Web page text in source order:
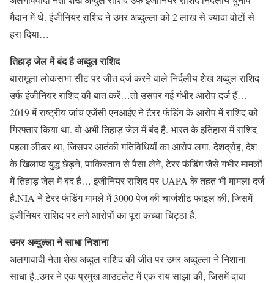
मैदान में थे. इंजीनियर राशिद ने उमर अब्दुल्ला को 2 लाख से ज्यादा वोटों से
हरा दिया…
तिहाड़ जेल में बंद है अब्दुल राशिद
बारामूला लोकसभा सीट पर जीत दर्ज करने वाले निर्दलीय शेख अब्दुल राशिद
उर्फ इंजीनियर राशिद की बात करें…तो उसपर गई गंभीर आरोप दर्ज हैं…
2019 में राष्ट्रीय जांच एजेंसी एनआईए ने टैरर फंडिंग के आरोप में राशिद को
गिरफ्तार किया था. वो अभी तिहाड़ जेल में बंद है. भारत के इतिहास में राशिद
पहला लीडर था, जिसपर आतंकी गतिविधियों का आरोप लगा. देशद्रोह, देश
के खिलाफ युद्ध छेड़ने, पाकिस्तान से पैसा लेने, टेरर फंडिंग जैसे गंभीर मामलों
में तिहाड़ जेल में बंद है… इंजीनियर राशिद पर UAPA के तहत भी मामला दर्ज
है.NIA ने टेरर फंडिंग मामले में 3000 पेज की चार्जशीट फाइल की, जिसमें
इंजीनियर राशिद पर लगे आरोपों का पूरा कच्चा चिट्ठा है.
उमर अब्दु्ल्ला ने साधा निशाना
अलगावादी नेता शेख अब्दुल राशिद की जीत पर उमर अब्दु्ल्ला ने निशाना
साधा है..उमर ने एक प्रमुख आउटलेट में एक राय साझा की, जिसमें दावा